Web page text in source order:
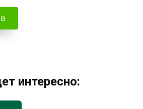
интересно: